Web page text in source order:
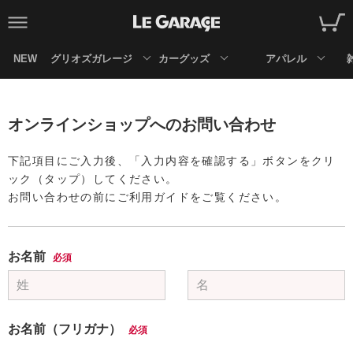
NEW グリオズガレージ カーグッズ アパレル
オンラインショップへのお問い合わせ
下記項目にご入力後、「入力内容を確認する」ボタンをクリ
ック（タップ）してください。
お問い合わせの前にご利用ガイドをご覧ください。
お名前 必須
お名前（フリガナ） 必須